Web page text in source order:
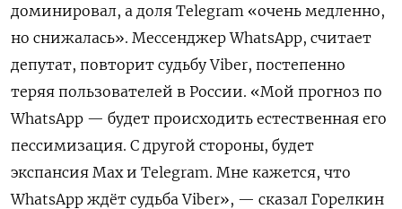
доминировал, а доля Telegram «очень медленно,
но снижалась». Мессенджер WhatsApp, считает
депутат, повторит судьбу Viber, постепенно
теряя пользователей в России. «Мой прогноз по
WhatsApp — будет происходить естественная его
пессимизация. С другой стороны, будет
экспансия Max и Telegram. Мне кажется, что
WhatsApp ждёт судьба Viber», — сказал Горелкин